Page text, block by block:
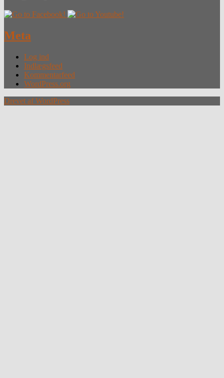
Meta
Log ind
Indlægsfeed
Kommentarfeed
WordPress.org
Drevet af WordPress